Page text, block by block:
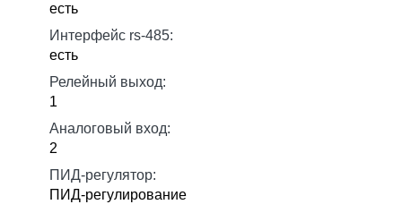
есть
Интерфейс rs-485:
есть
Релейный выход:
1
Аналоговый вход:
2
ПИД-регулятор:
ПИД-регулирование